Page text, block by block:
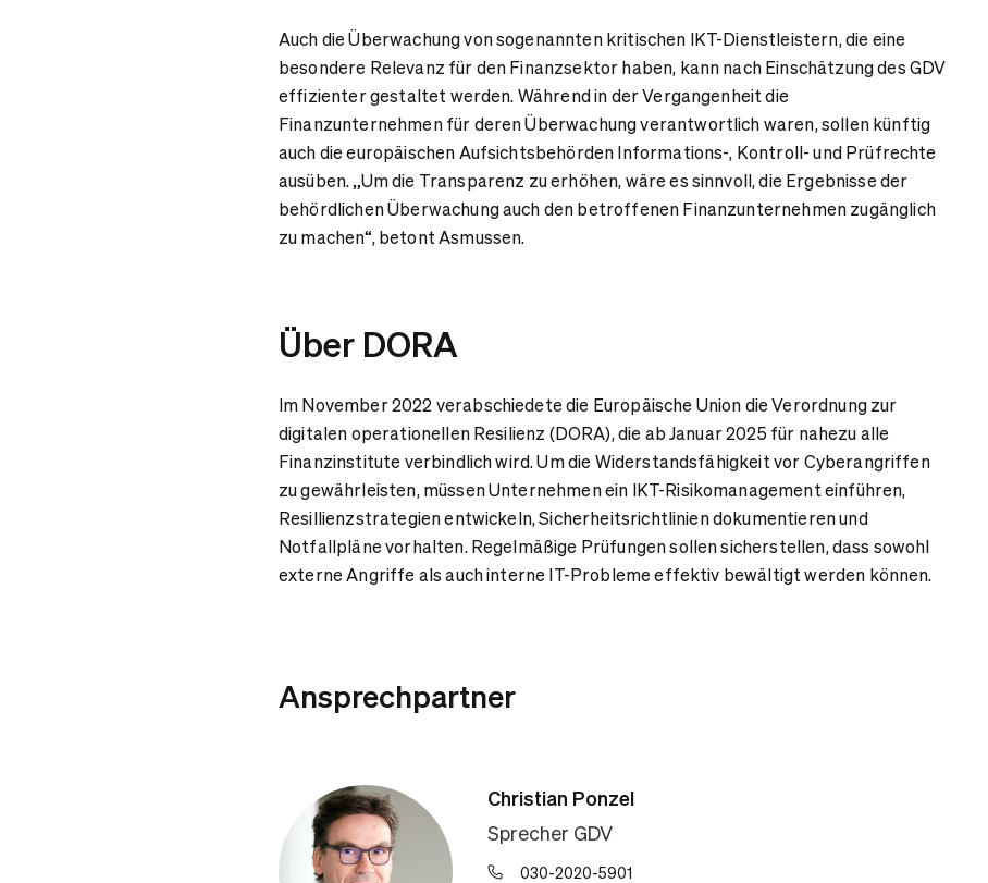
Auch die Überwachung von sogenannten kritischen IKT-Dienstleistern, die eine
besondere Relevanz für den Finanzsektor haben, kann nach Einschätzung des GDV
effizienter gestaltet werden. Während in der Vergangenheit die
Finanzunternehmen für deren Überwachung verantwortlich waren, sollen künftig
auch die europäischen Aufsichtsbehörden Informations-, Kontroll- und Prüfrechte
ausüben. „Um die Transparenz zu erhöhen, wäre es sinnvoll, die Ergebnisse der
behördlichen Überwachung auch den betroffenen Finanzunternehmen zugänglich
zu machen“, betont Asmussen.
Über DORA
Im November 2022 verabschiedete die Europäische Union die Verordnung zur
digitalen operationellen Resilienz (DORA), die ab Januar 2025 für nahezu alle
Finanzinstitute verbindlich wird. Um die Widerstandsfähigkeit vor Cyberangriffen
zu gewährleisten, müssen Unternehmen ein IKT-Risikomanagement einführen,
Resillienzstrategien entwickeln, Sicherheitsrichtlinien dokumentieren und
Notfallpläne vorhalten. Regelmäßige Prüfungen sollen sicherstellen, dass sowohl
externe Angriffe als auch interne IT-Probleme effektiv bewältigt werden können.
Ansprechpartner
Christian Ponzel
Sprecher GDV
030-2020-5901